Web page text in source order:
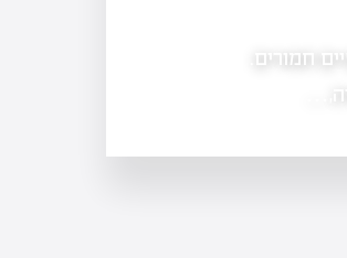
חמורים.פרצלציה ושמאות מקרקעין הם